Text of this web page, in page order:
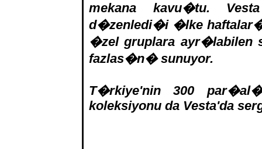
mekana kavu�tu.
d�zenledi�i �lke
�zel gruplara ayr�labilen
fazlas�n� sunuyor.
T�rkiye'nin 300
koleksiyonu da Vesta'da